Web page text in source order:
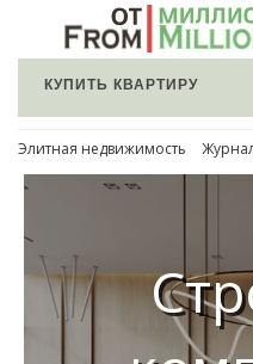
КУПИТЬ КВАРТИРУ
Элитная недвижимость